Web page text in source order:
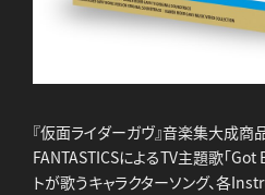
『仮面ライダーガヴ』音楽集大成商品
FANTASTICSによるTV主題歌「Got
トが歌うキャラクターソング、各